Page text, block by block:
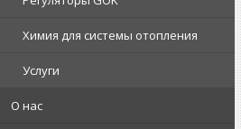
Химия для системы отопления
Услуги
О нас